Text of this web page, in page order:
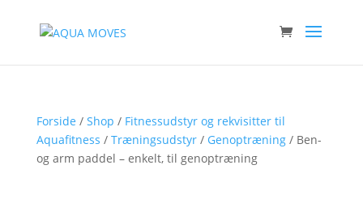
Forside / Shop / Fitnessudstyr og rekvisitter til
Aquafitness / Træningsudstyr/ Genoptræning/ Ben-
og arm paddel – enkelt, til genoptræning